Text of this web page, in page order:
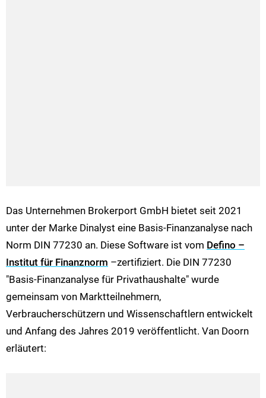
Das Unternehmen Brokerport GmbH bietet seit 2021
unter der Marke Dinalyst eine Basis-Finanzanalyse nach
Norm DIN 77230 an. Diese Software ist vom Defino –
Institut für Finanznorm –zertifiziert. Die DIN 77230
"Basis-Finanzanalyse für Privathaushalte" wurde
gemeinsam von Marktteilnehmern,
Verbraucherschützern und Wissenschaftlern entwickelt
und Anfang des Jahres 2019 veröffentlicht. Van Doorn
erläutert: